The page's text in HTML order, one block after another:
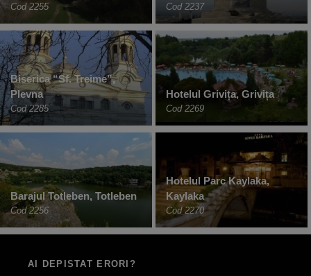
Cod 2255 Cod 2237
Biserica “Sf. Treime”,
Plevna
Cod 2285
Hotelul Grivița, Grivița
Cod 2269
Barajul Totleben, Totleben
Cod 2256
Hotelul Parc Kaylaka,
Kaylaka
Cod 2270
AI DEPISTAT ERORI?